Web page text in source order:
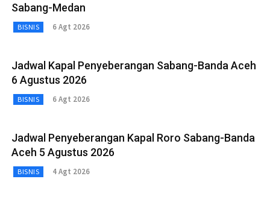
Sabang-Medan
BISNIS 6 Agt 2026
Jadwal Kapal Penyeberangan Sabang-Banda Aceh
6 Agustus 2026
BISNIS 6 Agt 2026
Jadwal Penyeberangan Kapal Roro Sabang-Banda
Aceh 5 Agustus 2026
BISNIS 4 Agt 2026